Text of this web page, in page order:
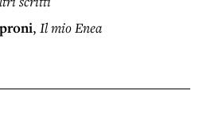
, Il mio Enea